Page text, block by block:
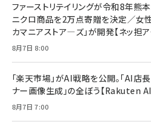
ファーストリテイリングが令和8年
ニクロ商品を2万点寄贈を決定／女
カマニアストア―ズ」が開発【ネッ担ア
8月7日 8:00
「楽天市場」がAI戦略を公開。「AI店長
ナー画像生成」の全ぼう【Rakuten
8月7日 7:00